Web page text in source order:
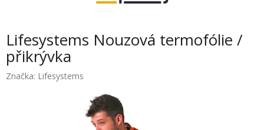
Lifesystems Nouzová termofólie /
přikrývka
Značka: Lifesystems